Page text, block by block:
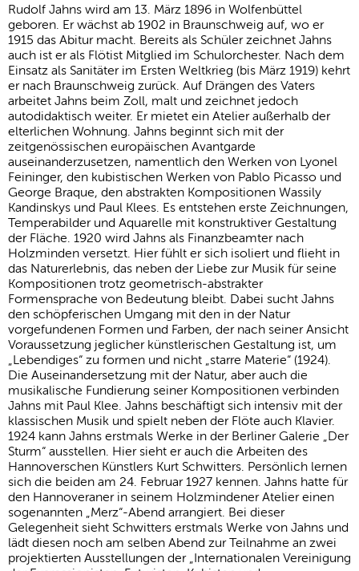
Rudolf Jahns wird am 13. März 1896 in Wolfenbüttel
geboren. Er wächst ab 1902 in Braunschweig auf, wo er
1915 das Abitur macht. Bereits als Schüler zeichnet Jahns
auch ist er als Flötist Mitglied im Schulorchester. Nach dem
Einsatz als Sanitäter im Ersten Weltkrieg (bis März 1919) kehrt
er nach Braunschweig zurück. Auf Drängen des Vaters
arbeitet Jahns beim Zoll, malt und zeichnet jedoch
autodidaktisch weiter. Er mietet ein Atelier außerhalb der
elterlichen Wohnung. Jahns beginnt sich mit der
zeitgenössischen europäischen Avantgarde
auseinanderzusetzen, namentlich den Werken von Lyonel
Feininger, den kubistischen Werken von Pablo Picasso und
George Braque, den abstrakten Kompositionen Wassily
Kandinskys und Paul Klees. Es entstehen erste Zeichnungen,
Temperabilder und Aquarelle mit konstruktiver Gestaltung
der Fläche. 1920 wird Jahns als Finanzbeamter nach
Holzminden versetzt. Hier fühlt er sich isoliert und flieht in
das Naturerlebnis, das neben der Liebe zur Musik für seine
Kompositionen trotz geometrisch-abstrakter
Formensprache von Bedeutung bleibt. Dabei sucht Jahns
den schöpferischen Umgang mit den in der Natur
vorgefundenen Formen und Farben, der nach seiner Ansicht
Voraussetzung jeglicher künstlerischen Gestaltung ist, um
„Lebendiges“ zu formen und nicht „starre Materie“ (1924).
Die Auseinandersetzung mit der Natur, aber auch die
musikalische Fundierung seiner Kompositionen verbinden
Jahns mit Paul Klee. Jahns beschäftigt sich intensiv mit der
klassischen Musik und spielt neben der Flöte auch Klavier.
1924 kann Jahns erstmals Werke in der Berliner Galerie „Der
Sturm“ ausstellen. Hier sieht er auch die Arbeiten des
Hannoverschen Künstlers Kurt Schwitters. Persönlich lernen
sich die beiden am 24. Februar 1927 kennen. Jahns hatte für
den Hannoveraner in seinem Holzmindener Atelier einen
sogenannten „Merz“-Abend arrangiert. Bei dieser
Gelegenheit sieht Schwitters erstmals Werke von Jahns und
lädt diesen noch am selben Abend zur Teilnahme an zwei
projektierten Ausstellungen der „Internationalen Vereinigung